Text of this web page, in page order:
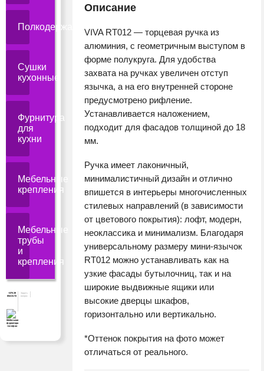
Полкодержатели
Сушки
кухонные
Фурнитура
для
кухни
Мебельные
крепления
Мебельные
трубы
и
крепления
+375 29
654-31-72
Задать
вопрос
Описание
VIVA RT012 — торцевая ручка из
алюминия, с геометричным выступом в
форме полукруга. Для удобства
захвата на ручках увеличен отступ
язычка, а на его внутренней стороне
предусмотрено рифление.
Устанавливается наложением,
подходит для фасадов толщиной до 18
мм.
Ручка имеет лаконичный,
минималистичный дизайн и отлично
впишется в интерьеры многочисленных
стилевых направлений (в зависимости
от цветового покрытия): лофт, модерн,
неоклассика и минимализм. Благодаря
универсальному размеру мини-язычок
RT012 можно устанавливать как на
узкие фасады бутылочниц, так и на
широкие выдвижные ящики или
высокие дверцы шкафов,
горизонтально или вертикально.
*Оттенок покрытия на фото может
отличаться от реального.